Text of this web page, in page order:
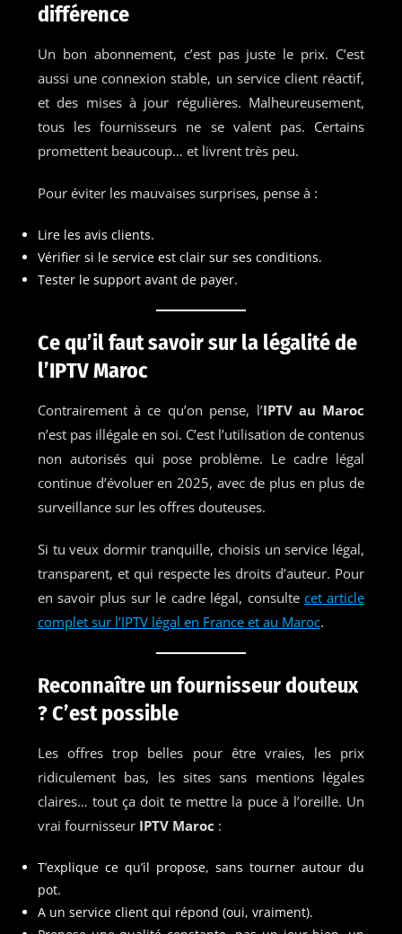
différence
Un bon abonnement, c’est pas juste le prix. C’est
aussi une connexion stable, un service client réactif,
et des mises à jour régulières. Malheureusement,
tous les fournisseurs ne se valent pas. Certains
promettent beaucoup… et livrent très peu.
Pour éviter les mauvaises surprises, pense à :
Lire les avis clients.
Vérifier si le service est clair sur ses conditions.
Tester le support avant de payer.
Ce qu’il faut savoir sur la légalité de
l’IPTV Maroc
Contrairement à ce qu’on pense, l’IPTV au Maroc
n’est pas illégale en soi. C’est l’utilisation de contenus
non autorisés qui pose problème. Le cadre légal
continue d’évoluer en 2025, avec de plus en plus de
surveillance sur les offres douteuses.
Si tu veux dormir tranquille, choisis un service légal,
transparent, et qui respecte les droits d’auteur. Pour
en savoir plus sur le cadre légal, consulte cet article
complet sur l’IPTV légal en France et au Maroc.
Reconnaître un fournisseur douteux
? C’est possible
Les offres trop belles pour être vraies, les prix
ridiculement bas, les sites sans mentions légales
claires… tout ça doit te mettre la puce à l’oreille. Un
vrai fournisseur IPTV Maroc :
T’explique ce qu’il propose, sans tourner autour du
pot.
A un service client qui répond (oui, vraiment).